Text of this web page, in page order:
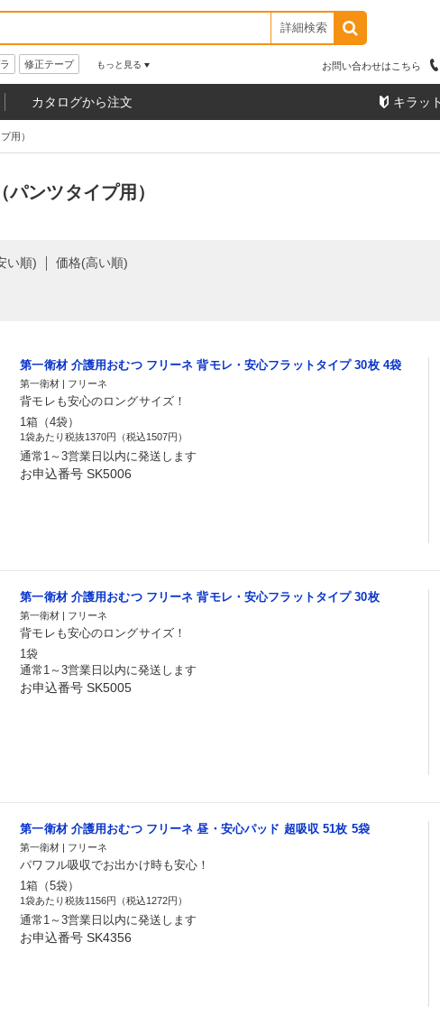
詳細検索
修正テープ もっと見る お問い合わせはこちら
カタログから注文 キラッ
用）
ンツタイプ用）
い順) 価格(高い順)
第一衛材 介護用おむつ フリーネ 背モレ・安心フラットタイプ 30枚 4袋
第一衛材 | フリーネ
背モレも安心のロングサイズ！
1箱（4袋）
1袋あたり税抜1370円（税込1507円）
通常1～3営業日以内に発送します
お申込番号 SK5006
第一衛材 介護用おむつ フリーネ 背モレ・安心フラットタイプ 30枚
第一衛材 | フリーネ
背モレも安心のロングサイズ！
1袋
通常1～3営業日以内に発送します
お申込番号 SK5005
第一衛材 介護用おむつ フリーネ 昼・安心パッド 超吸収 51枚 5袋
第一衛材 | フリーネ
パワフル吸収でお出かけ時も安心！
1箱（5袋）
1袋あたり税抜1156円（税込1272円）
通常1～3営業日以内に発送します
お申込番号 SK4356